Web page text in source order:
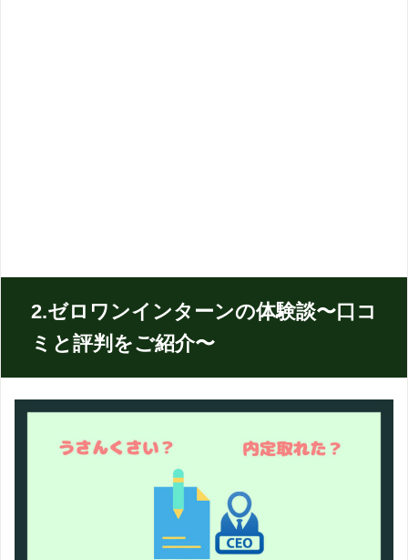
2.ゼロワンインターンの体験談〜口コ
ミと評判をご紹介〜